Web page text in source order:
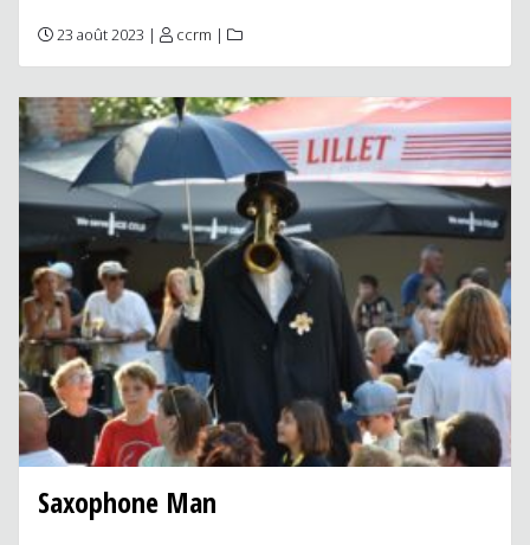
23 août 2023 | ccrm |
Saxophone Man